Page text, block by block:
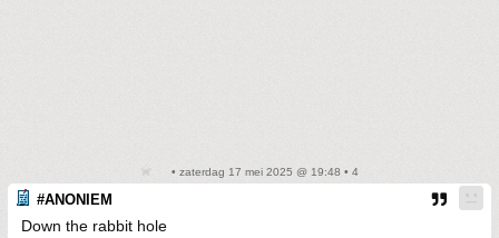
• zaterdag 17 mei 2025 @ 19:48 • 4
#ANONIEM
Down the rabbit hole